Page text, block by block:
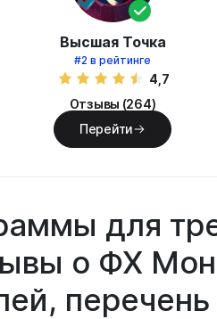
Высшая Точка
#2 в рейтинге
4,7
Отзывы (264)
Перейти
для
о ФХ